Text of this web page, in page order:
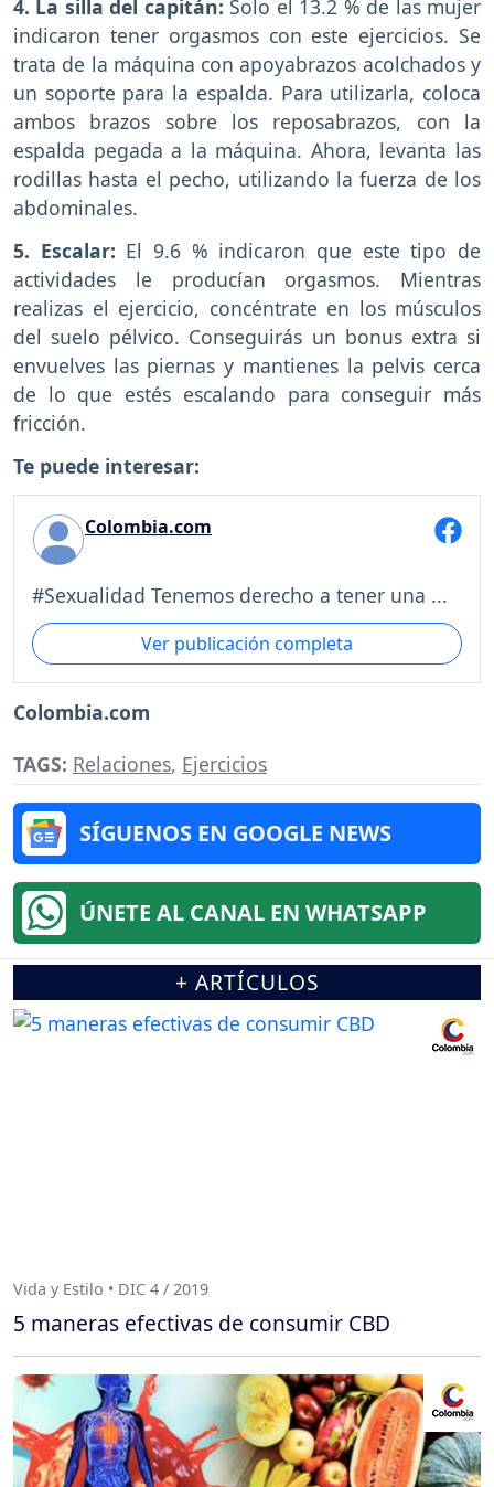
4. La silla del capitán: Solo el 13.2 % de las mujer
indicaron tener orgasmos con este ejercicios. Se
trata de la máquina con apoyabrazos acolchados y
un soporte para la espalda. Para utilizarla, coloca
ambos brazos sobre los reposabrazos, con la
espalda pegada a la máquina. Ahora, levanta las
rodillas hasta el pecho, utilizando la fuerza de los
abdominales.
5. Escalar: El 9.6 % indicaron que este tipo de
actividades le producían orgasmos. Mientras
realizas el ejercicio, concéntrate en los músculos
del suelo pélvico. Conseguirás un bonus extra si
envuelves las piernas y mantienes la pelvis cerca
de lo que estés escalando para conseguir más
fricción.
Te puede interesar:
Colombia.com
#Sexualidad Tenemos derecho a tener una ...
Ver publicación completa
Colombia.com
TAGS: Relaciones, Ejercicios
SÍGUENOS EN GOOGLE NEWS
ÚNETE AL CANAL EN WHATSAPP
+ ARTÍCULOS
Vida y Estilo • DIC 4 / 2019
5 maneras efectivas de consumir CBD